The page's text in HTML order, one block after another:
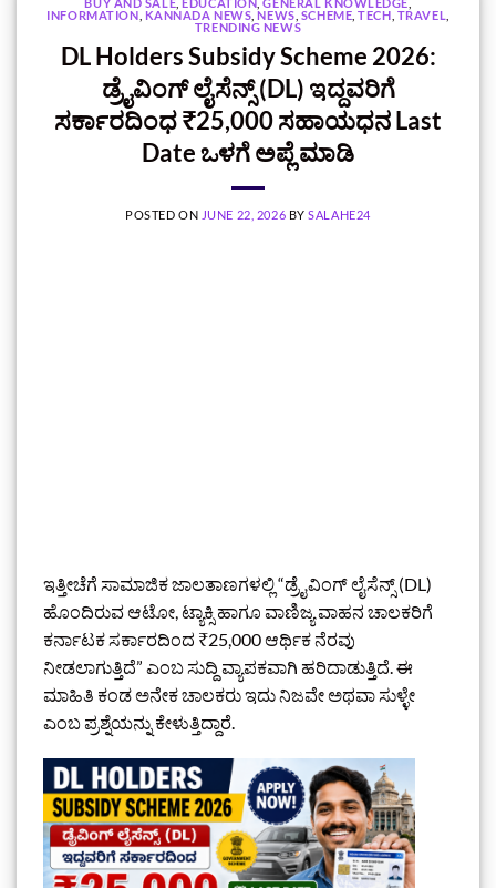
INFORMATION KANNADA NEWS ,NEWS SCHEME ,TECH TRAVEL
TRENDING NEWS
DL Holders Subsidy Scheme 2026:
ಡ್ರೈವಿಂಗ್ ಲೈಸೆನ್ಸ್ (DL) ಇದ್ದವರಿಗೆ
ಸರ್ಕಾರದಿಂಧ ₹25,000 ಸಹಾಯಧನ Last
Date ಒಳಗೆ ಅಪ್ಲೆ ಮಾಡಿ
POSTED ON JUNE 22, 2026 BYSALAHE24
ಇತ್ತೀಚೆಗೆ ಸಾಮಾಜಿಕ ಜಾಲತಾಣಗಳಲ್ಲಿ “ಡ್ರೈವಿಂಗ್ ಲೈಸೆನ್ಸ್ (DL)
ಹೊಂದಿರುವ ಆಟೋ, ಟ್ಯಾಕ್ಸಿ ಹಾಗೂ ವಾಣಿಜ್ಯ ವಾಹನ ಚಾಲಕರಿಗೆ
ಕರ್ನಾಟಕ ಸರ್ಕಾರದಿಂದ ₹25,000 ಆರ್ಥಿಕ ನೆರವು
ನೀಡಲಾಗುತ್ತಿದೆ” ಎಂಬ ಸುದ್ದಿ ವ್ಯಾಪಕವಾಗಿ ಹರಿದಾಡುತ್ತಿದೆ. ಈ
ಮಾಹಿತಿ ಕಂಡ ಅನೇಕ ಚಾಲಕರು ಇದು ನಿಜವೇ ಅಥವಾ ಸುಳ್ಳೇ
ಎಂಬ ಪ್ರಶ್ನೆಯನ್ನು ಕೇಳುತ್ತಿದ್ದಾರೆ.